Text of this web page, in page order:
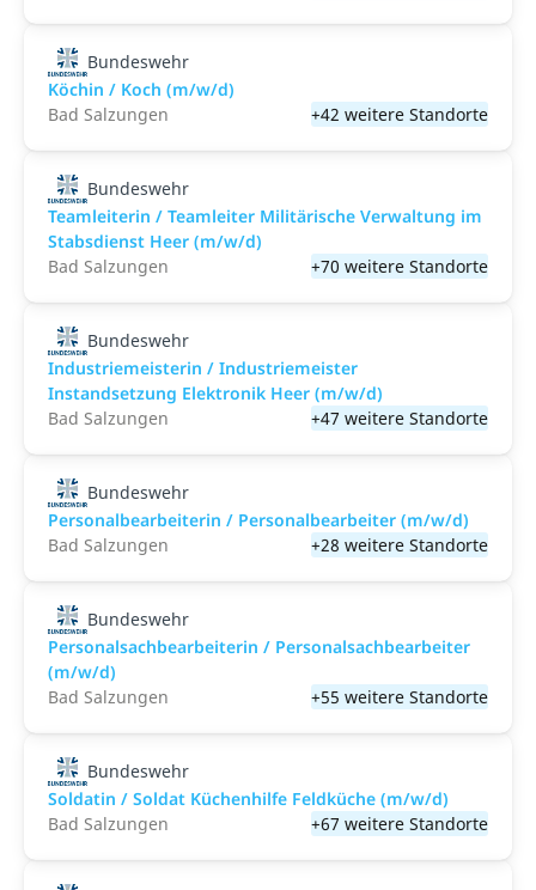
Bundeswehr
Köchin / Koch (m/w/d)
Bad Salzungen
+42 weitere Standorte
Bundeswehr
Teamleiterin / Teamleiter Militärische Verwaltung im
Stabsdienst Heer (m/w/d)
Bad Salzungen
+70 weitere Standorte
Bundeswehr
Industriemeisterin / Industriemeister
Instandsetzung Elektronik Heer (m/w/d)
Bad Salzungen
+47 weitere Standorte
Bundeswehr
Personalbearbeiterin / Personalbearbeiter (m/w/d)
Bad Salzungen
+28 weitere Standorte
Bundeswehr
Personalsachbearbeiterin / Personalsachbearbeiter
(m/w/d)
Bad Salzungen
+55 weitere Standorte
Bundeswehr
Soldatin / Soldat Küchenhilfe Feldküche (m/w/d)
Bad Salzungen
+67 weitere Standorte